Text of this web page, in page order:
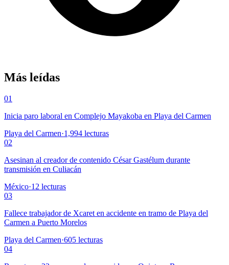
Más leídas
01
Inicia paro laboral en Complejo Mayakoba en Playa del Carmen
Playa del Carmen·1,994 lecturas
02
Asesinan al creador de contenido César Gastélum durante
transmisión en Culiacán
México·12 lecturas
03
Fallece trabajador de Xcaret en accidente en tramo de Playa del
Carmen a Puerto Morelos
Playa del Carmen·605 lecturas
04